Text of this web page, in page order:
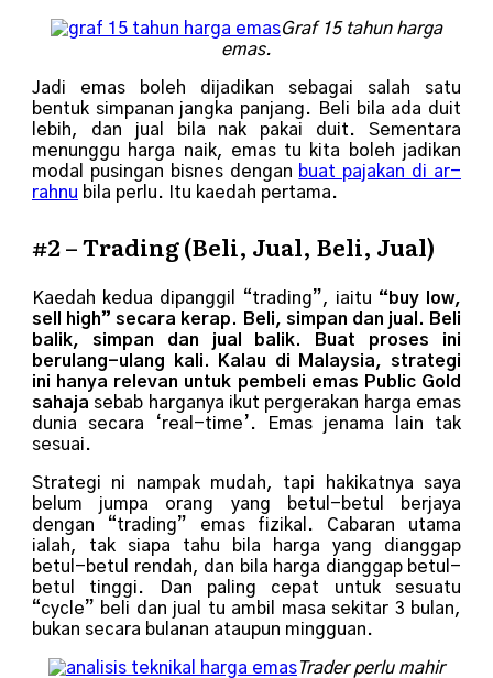
Graf 15 tahun harga
emas.
Jadi emas boleh dijadikan sebagai salah satu
bentuk simpanan jangka panjang. Beli bila ada duit
lebih, dan jual bila nak pakai duit. Sementara
menunggu harga naik, emas tu kita boleh jadikan
modal pusingan bisnes dengan buat pajakan di ar-
rahnu bila perlu. Itu kaedah pertama.
#2 – Trading (Beli, Jual, Beli, Jual)
Kaedah kedua dipanggil “trading”, iaitu “buy low,
sell high” secara kerap. Beli, simpan dan jual. Beli
balik, simpan dan jual balik. Buat proses ini
berulang-ulang kali. Kalau di Malaysia, strategi
ini hanya relevan untuk pembeli emas Public Gold
sahaja sebab harganya ikut pergerakan harga emas
dunia secara ‘real-time’. Emas jenama lain tak
sesuai.
Strategi ni nampak mudah, tapi hakikatnya saya
belum jumpa orang yang betul-betul berjaya
dengan “trading” emas fizikal. Cabaran utama
ialah, tak siapa tahu bila harga yang dianggap
betul-betul rendah, dan bila harga dianggap betul-
betul tinggi. Dan paling cepat untuk sesuatu
“cycle” beli dan jual tu ambil masa sekitar 3 bulan,
bukan secara bulanan ataupun mingguan.
Trader perlu mahir